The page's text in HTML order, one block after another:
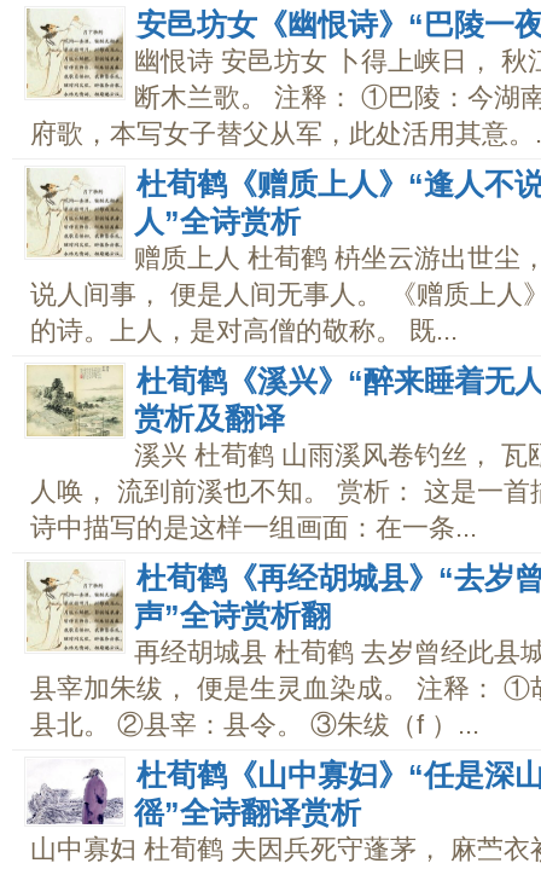
安邑坊女《幽恨诗》“巴陵一
幽恨诗 安邑坊女 卜得上峡日，
断木兰歌。 注释： ①巴陵：今湖
府歌，本写女子替父从军，此处活用其意。
杜荀鹤《赠质上人》“逢人不
人”全诗赏析
赠质上人 杜荀鹤 枿坐云游出世尘
说人间事， 便是人间无事人。 《赠质上人
的诗。上人，是对高僧的敬称。 既...
杜荀鹤《溪兴》“醉来睡着无
赏析及翻译
溪兴 杜荀鹤 山雨溪风卷钓丝， 瓦
人唤， 流到前溪也不知。 赏析： 这是一
诗中描写的是这样一组画面：在一条...
杜荀鹤《再经胡城县》“去岁
声”全诗赏析翻
再经胡城县 杜荀鹤 去岁曾经此县
县宰加朱绂， 便是生灵血染成。 注释： ①
县北。 ②县宰：县令。 ③朱绂（f ）...
杜荀鹤《山中寡妇》“任是深
徭”全诗翻译赏析
山中寡妇 杜荀鹤 夫因兵死守蓬茅， 麻苎